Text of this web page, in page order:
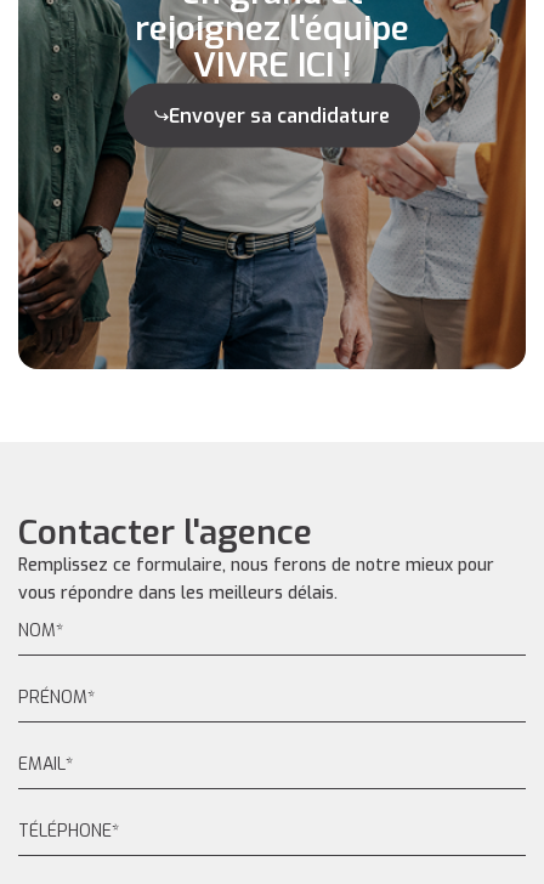
rejoignez l'équipe
VIVRE ICI !
Envoyer sa candidature
Contacter l'agence
Remplissez ce formulaire, nous ferons de notre mieux pour
vous répondre dans les meilleurs délais.